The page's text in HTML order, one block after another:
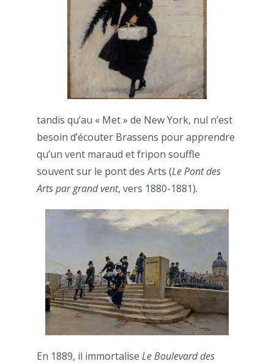
tandis qu’au « Met » de New York, nul n’est
besoin d’écouter Brassens pour apprendre
qu’un vent maraud et fripon souffle
souvent sur le pont des Arts (Le Pont des
Arts par grand vent, vers 1880-1881).
En 1889, il immortalise Le Boulevard des